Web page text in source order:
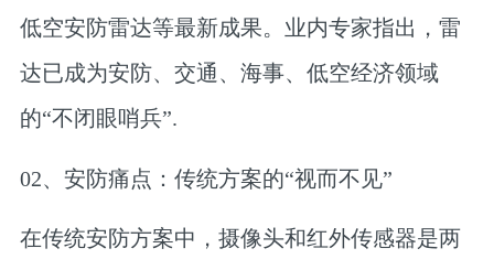
低空安防雷达等最新成果。业内专家指出，雷
达已成为安防、交通、海事、低空经济领域
的“不闭眼哨兵”.
02、安防痛点：传统方案的“视而不见”
在传统安防方案中，摄像头和红外传感器是两